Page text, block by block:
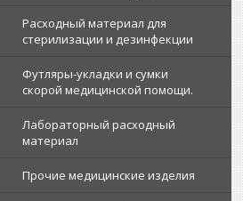
Расходный материал для
стерилизации и дезинфекции
Футляры-укладки и сумки
скорой медицинской помощи.
Лабораторный расходный
материал
Прочие медицинские изделия